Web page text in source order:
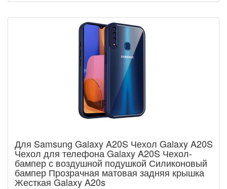
Для Samsung Galaxy A20S Чехол Galaxy A20S
Чехол для телефона Galaxy A20S Чехол-
бампер с воздушной подушкой Силиконовый
бампер Прозрачная матовая задняя крышка
Жесткая Galaxy A20s